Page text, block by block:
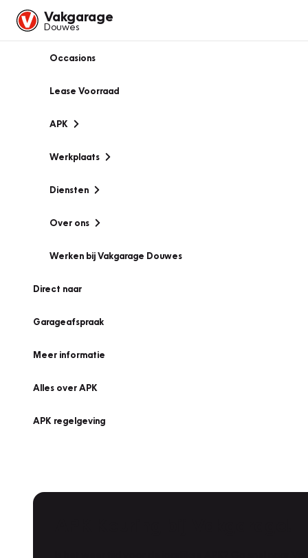
Vakgarage
Douwes
Occasions
Lease Voorraad
APK
Werkplaats
Diensten
Over ons
Werken bij Vakgarage Douwes
Direct naar
Garageafspraak
Meer informatie
Alles over APK
APK regelgeving